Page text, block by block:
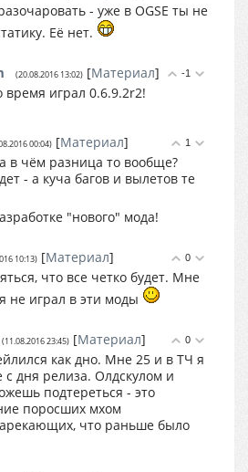
- уже в OGSE ты не
Её нет.
-1
(20.08.2016 13:02) [Материал]
время играл 0.6.9.2r2!
1
00:04) [Материал]
а в чём разница то вообще?
- а куча багов и вылетов те
"нового" мода!
0
10:13) [Материал]
что все четко будет. Мне
не играл в эти моды
0
(11.08.2016 23:45) [Материал]
как дно. Мне 25 и в ТЧ я
с дня релиза. Олдскулом и
подтереться - это
поросших мхом
что раньше было